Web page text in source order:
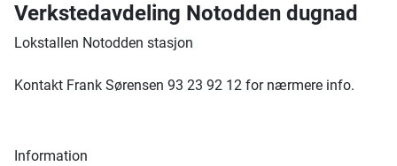
Verkstedavdeling Notodden dugnad
Lokstallen Notodden stasjon
Kontakt Frank Sørensen 93 23 92 12 for nærmere info.
Information